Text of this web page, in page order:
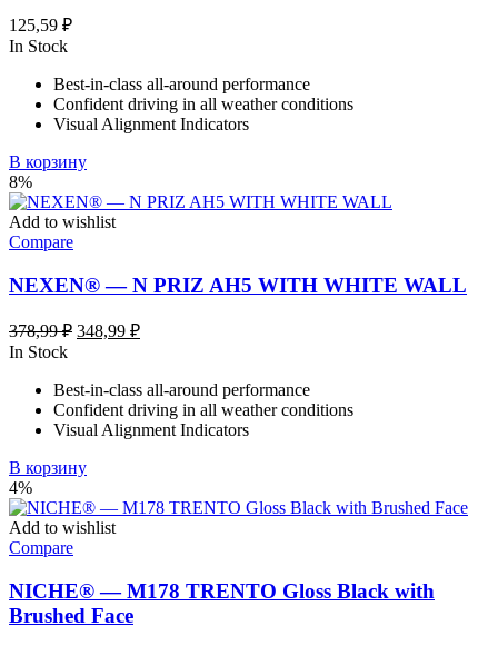
125,59 ₽
In Stock
Best-in-class all-around performance
Confident driving in all weather conditions
Visual Alignment Indicators
В корзину
8%
Add to wishlist
Compare
NEXEN® — N PRIZ AH5 WITH WHITE WALL
378,99₽ Первоначальная
378,99 ₽.
348,99 ₽Текущая
In Stock
Best-in-class all-around performance
Confident driving in all weather conditions
Visual Alignment Indicators
В корзину
4%
Add to wishlist
Compare
NICHE® — M178 TRENTO Gloss Black with
Brushed Face